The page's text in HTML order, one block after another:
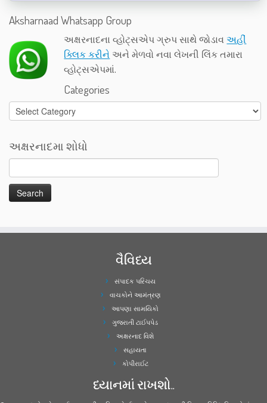
Aksharnaad Whatsapp Group
અક્ષરનાદના વ્હોટ્સએપ ગ્રુપ સાથે જોડાવઅહીં
ક્લિક કરીને અને મેળવો નવા લેખની લિંક તમારા
વ્હોટ્સએપમાં.
Categories
Categories
અક્ષરનાદમા શોધો
વૈવિધ્ય
સંપાદક પરિચય
વાચકોને આમંત્રણ
આપણા સામયિકો
ગુજરાતી ટાઈપપેડ
અક્ષરનાદ વિશે
સહાયતા
કોપીરાઈટ
ધ્યાનમાં રાખશો..